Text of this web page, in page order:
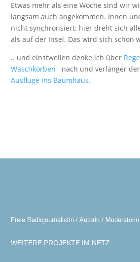
Etwas mehr als eine Woche sind wir
langsam auch angekommen. Innen
nicht synchronsiert: hier dreht sich
als auf der Insel. Das wird sich schon
.. und einstweilen denke ich über
Waschkörben
nach und verlänger
Ausflüge ins Baumhaus.
Freie Radiojournalistin / Autorin / Moderatorin
WEITERE PROJEKTE IM NETZ